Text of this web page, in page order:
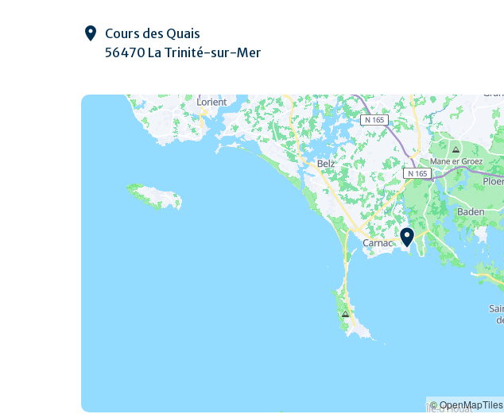
Cours des Quais
56470 La Trinité-sur-Mer
© OpenMapTiles